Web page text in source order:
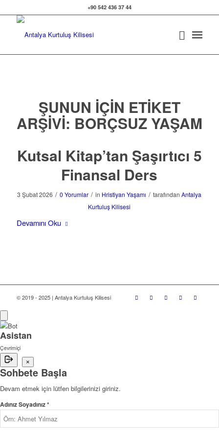
+90 542 436 37 44
ŞUNUN IÇIN ETIKET
ARŞIVI: BORÇSUZ YAŞAM
Kutsal Kitap’tan Şaşırtıcı 5
Finansal Ders
3 Şubat 2026 / 0 Yorumlar / in Hristiyan Yaşamı / tarafındanAntalya
Kurtuluş Kilisesi
Devamını Oku
© 2019 - 2025 | Antalya Kurtuluş Kilisesi
Asistan
Çevrimiçi
×
Sohbete Başla
Devam etmek için lütfen bilgilerinizi giriniz.
Adınız Soyadınız *